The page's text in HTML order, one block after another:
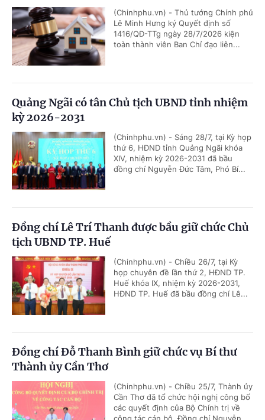
(Chinhphu.vn) - Thủ tướng Chính phủ
Lê Minh Hưng ký Quyết định số
1416/QĐ-TTg ngày 28/7/2026 kiện
toàn thành viên Ban Chỉ đạo liên...
Quảng Ngãi có tân Chủ tịch UBND tỉnh nhiệm
kỳ 2026-2031
(Chinhphu.vn) - Sáng 28/7, tại Kỳ họp
thứ 6, HĐND tỉnh Quảng Ngãi khóa
XIV, nhiệm kỳ 2026-2031 đã bầu
đồng chí Nguyễn Đức Tâm, Phó Bí...
Đồng chí Lê Trí Thanh được bầu giữ chức Chủ
tịch UBND TP. Huế
(Chinhphu.vn) - Chiều 26/7, tại Kỳ
họp chuyên đề lần thứ 2, HĐND TP.
Huế khóa IX, nhiệm kỳ 2026-2031,
HĐND TP. Huế đã bầu đồng chí Lê...
Đồng chí Đỗ Thanh Bình giữ chức vụ Bí thư
Thành ủy Cần Thơ
(Chinhphu.vn) - Chiều 25/7, Thành ủy
Cần Thơ đã tổ chức hội nghị công bố
các quyết định của Bộ Chính trị về
công tác cán bộ. Đồng chí Nguyễn...